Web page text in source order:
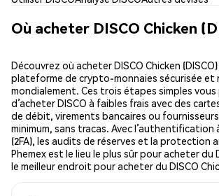
Où acheter DISCO Chicken
Découvrez où acheter DISCO Chicken
plateforme de crypto-monnaies sécurisée et
mondialement. Ces trois étapes simples
d’acheter DISCO à faibles frais avec des
de débit, virements bancaires ou
minimum, sans tracas. Avec l’authentification
(2FA), les audits de réserves et la protection
Phemex est le lieu le plus sûr pour acheter du
le meilleur endroit pour acheter du DISCO